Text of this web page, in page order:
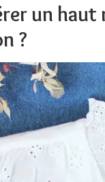
un haut
?